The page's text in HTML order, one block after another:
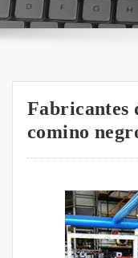
Fabricantes
comino